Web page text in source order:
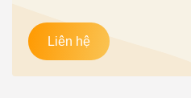
Liên hệ